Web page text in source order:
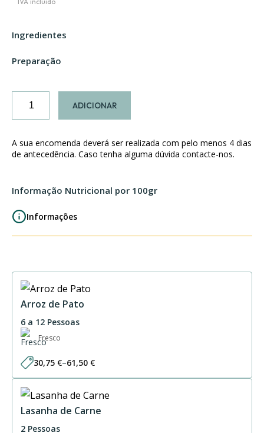
Ingredientes
Preparação
au
Vent
Alho
Francês
2P
ADICIONAR
A sua encomenda deverá ser realizada com pelo menos 4 dias
de antecedência. Caso tenha alguma dúvida contacte-nos.
Informação Nutricional por 100gr
Informações
Arroz de Pato
6 a 12 Pessoas
Fresco
30,75 €–61,50 €
Price
range:
through
61,50 €
Lasanha de Carne
2 Pessoas